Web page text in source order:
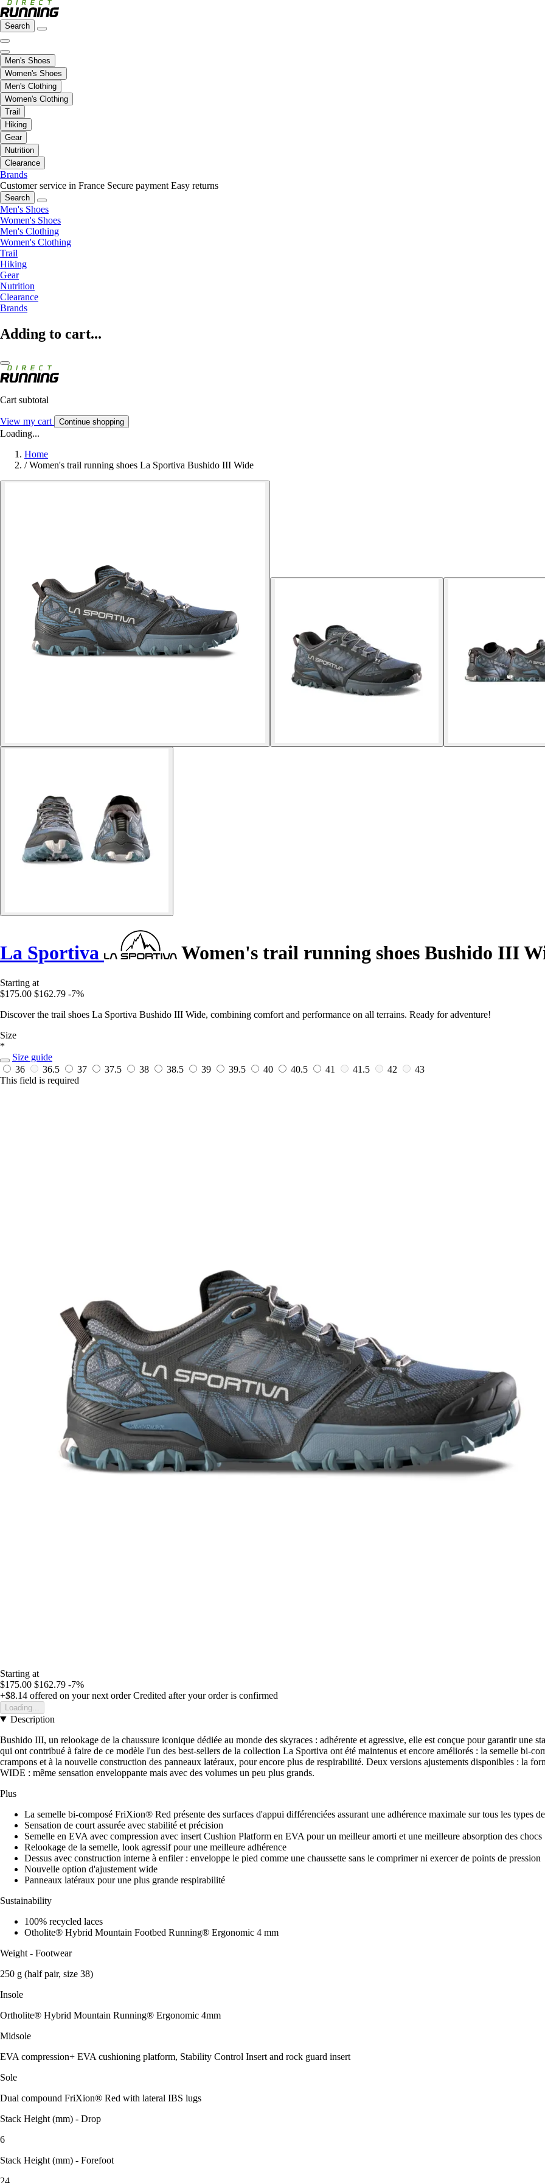
Search
Men's Shoes
Women's Shoes
Men's Clothing
Women's Clothing
Trail
Hiking
Gear
Nutrition
Clearance
Brands
Customer service in France Secure payment Easy returns
Search
Men's Shoes
Women's Shoes
Men's Clothing
Women's Clothing
Trail
Hiking
Gear
Nutrition
Clearance
Brands
Adding to cart...
Cart subtotal
View my cart Continue shopping
Loading...
Home
/ Women's trail running shoes La Sportiva Bushido III Wide
La Sportiva Women's trail running shoes Bushido III
Starting at
$175.00 $162.79 -7%
Discover the trail shoes La Sportiva Bushido III Wide, combining comfort and performance on all terrains. Ready for adventure!
Size
*
Size guide
36
36.5 37 37.5 38 38.5 39 39.5 40 40.5 41 41.5 42
43
This field is required
Starting at
$175.00 $162.79 -7%
+$8.14 offered on your next order Credited after your order is confirmed
Loading...
Description
Bushido III, un relookage de la chaussure iconique dédiée au monde des skyraces : adhérente et agressive, elle est conçue pour garantir une
qui ont contribué à faire de ce modèle l'un des best-sellers de la collection La Sportiva ont été maintenus et encore améliorés : la semelle bi-
crampons et à la nouvelle construction des panneaux latéraux, pour encore plus de respirabilité. Deux versions ajustements disponibles : la
WIDE : même sensation enveloppante mais avec des volumes un peu plus grands.
Plus
La semelle bi-composé FriXion® Red présente des surfaces d'appui différenciées assurant une adhérence maximale sur tous les types
Sensation de court assurée avec stabilité et précision
Semelle en EVA avec compression avec insert Cushion Platform en EVA pour un meilleur amorti et une meilleure absorption des chocs
Relookage de la semelle, look agressif pour une meilleure adhérence
Dessus avec construction interne à enfiler : enveloppe le pied comme une chaussette sans le comprimer ni exercer de points de pression
Nouvelle option d'ajustement wide
Panneaux latéraux pour une plus grande respirabilité
Sustainability
100% recycled laces
Otholite® Hybrid Mountain Footbed Running® Ergonomic 4 mm
Weight - Footwear
250 g (half pair, size 38)
Insole
Ortholite® Hybrid Mountain Running® Ergonomic 4mm
Midsole
EVA compression+ EVA cushioning platform, Stability Control Insert and rock guard insert
Sole
Dual compound FriXion® Red with lateral IBS lugs
Stack Height (mm) - Drop
6
Stack Height (mm) - Forefoot
24